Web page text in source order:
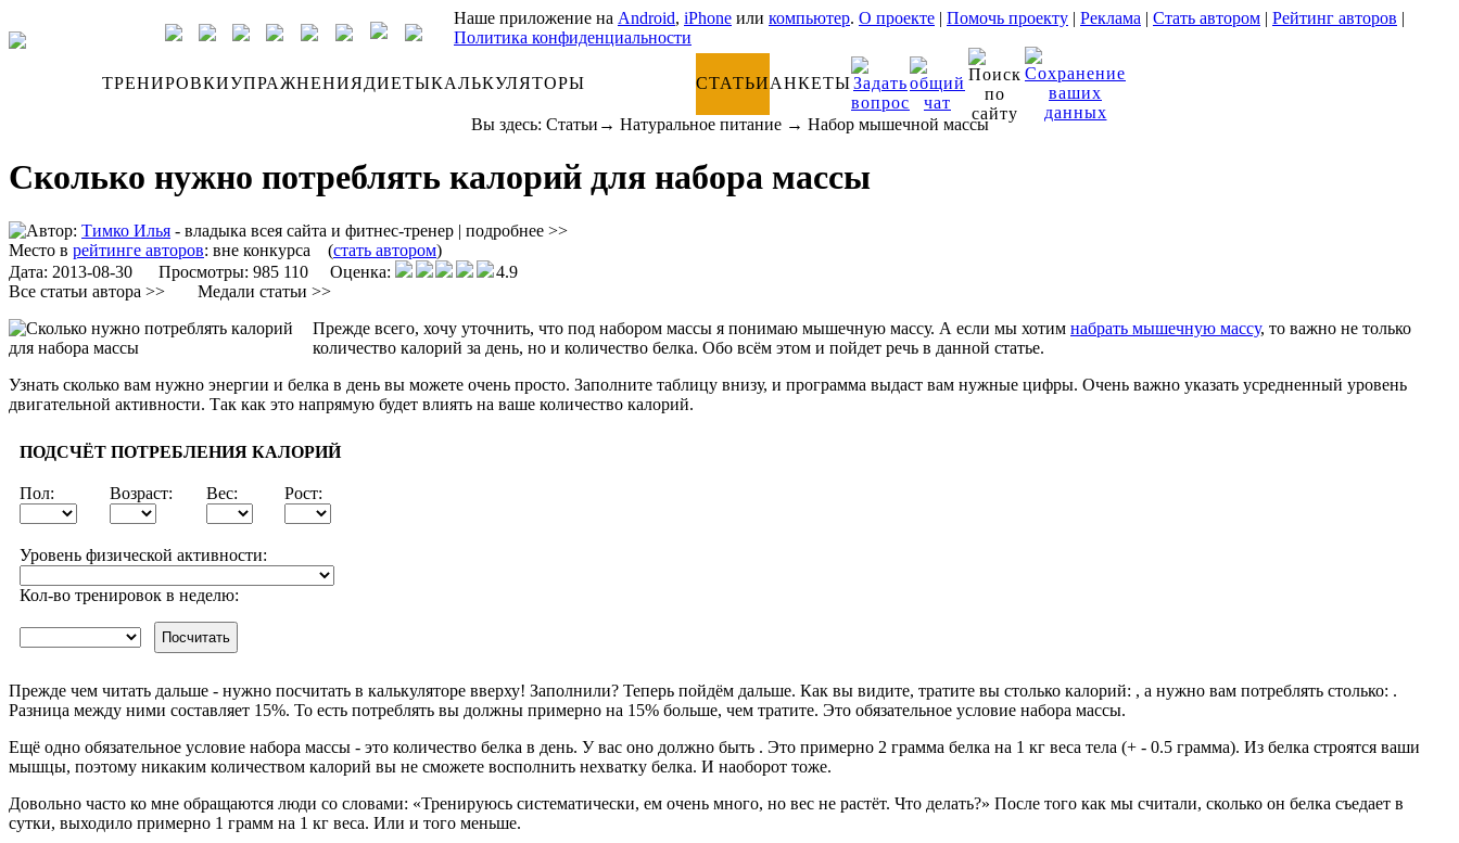
Наше приложение на Android, iPhone или компьютер. О проекте | Помочь проекту | Реклама | Стать автором | Рейтинг авторов |
Политика конфиденциальности
ТРЕНИРОВКИУПРАЖНЕНИЯДИЕТЫКАЛЬКУЛЯТОРЫ СТАТЬИАНКЕТЫ
Вы здесь: Статьи → Натуральное питание→ Набор мышечной массы
Сколько нужно потреблять калорий для набора массы
Автор: Тимко Илья - владыка всея сайта и фитнес-тренер | подробнее >>
Место в рейтинге авторов: вне конкурса (стать автором)
Дата: 2013-08-30 Просмотры: 985 110 Оценка:
4.9
Все статьи автора >>
Медали статьи >>
Прежде всего, хочу уточнить, что под набором массы я понимаю мышечную массу. А если мы хотим набрать мышечную массу, то важно не только
количество калорий за день, но и количество белка. Обо всём этом и пойдет речь в данной статье.
Узнать сколько вам нужно энергии и белка в день вы можете очень просто. Заполните таблицу внизу, и программа выдаст вам нужные цифры. Очень важно указать усредненный уровень
двигательной активности. Так как это напрямую будет влиять на ваше количество калорий.
ПОДСЧЁТ ПОТРЕБЛЕНИЯ КАЛОРИЙ
Пол: Возраст: Вес: Рост:
Уровень физической активности:
Кол-во тренировок в неделю:
Посчитать
Прежде чем читать дальше - нужно посчитать в калькуляторе вверху! Заполнили? Теперь пойдём дальше. Как вы видите, тратите вы столько калорий: , а нужно вам потреблять столько: .
Разница между ними составляет 15%. То есть потреблять вы должны примерно на 15% больше, чем тратите. Это обязательное условие набора массы.
Ещё одно обязательное условие набора массы - это количество белка в день. У вас оно должно быть . Это примерно 2 грамма белка на 1 кг веса тела (+ - 0.5 грамма). Из белка строятся ваши
мышцы, поэтому никаким количеством калорий вы не сможете восполнить нехватку белка. И наоборот тоже.
Довольно часто ко мне обращаются люди со словами: «Тренируюсь систематически, ем очень много, но вес не растёт. Что делать?» После того как мы считали, сколько он белка съедает в
сутки, выходило примерно 1 грамм на 1 кг веса. Или и того меньше.